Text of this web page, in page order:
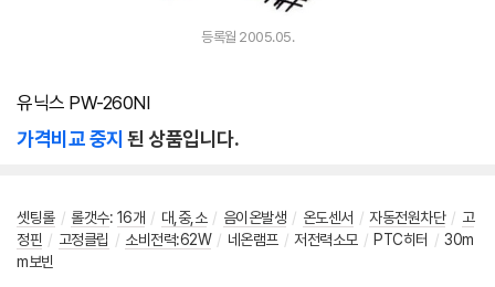
등록월 2005.05.
유닉스 PW-260NI
가격비교 중지 된 상품입니다.
셋팅롤 / 롤갯수: 16개 / 대,중,소 / 음이온발생 / 온도센서 / 자동전원차단 / 고
정핀 / 고정클립 / 소비전력:62W / 네온램프 / 저전력소모 / PTC히터 / 30m
m보빈